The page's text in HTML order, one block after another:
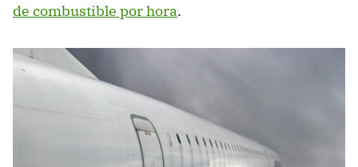
de combustible por hora.